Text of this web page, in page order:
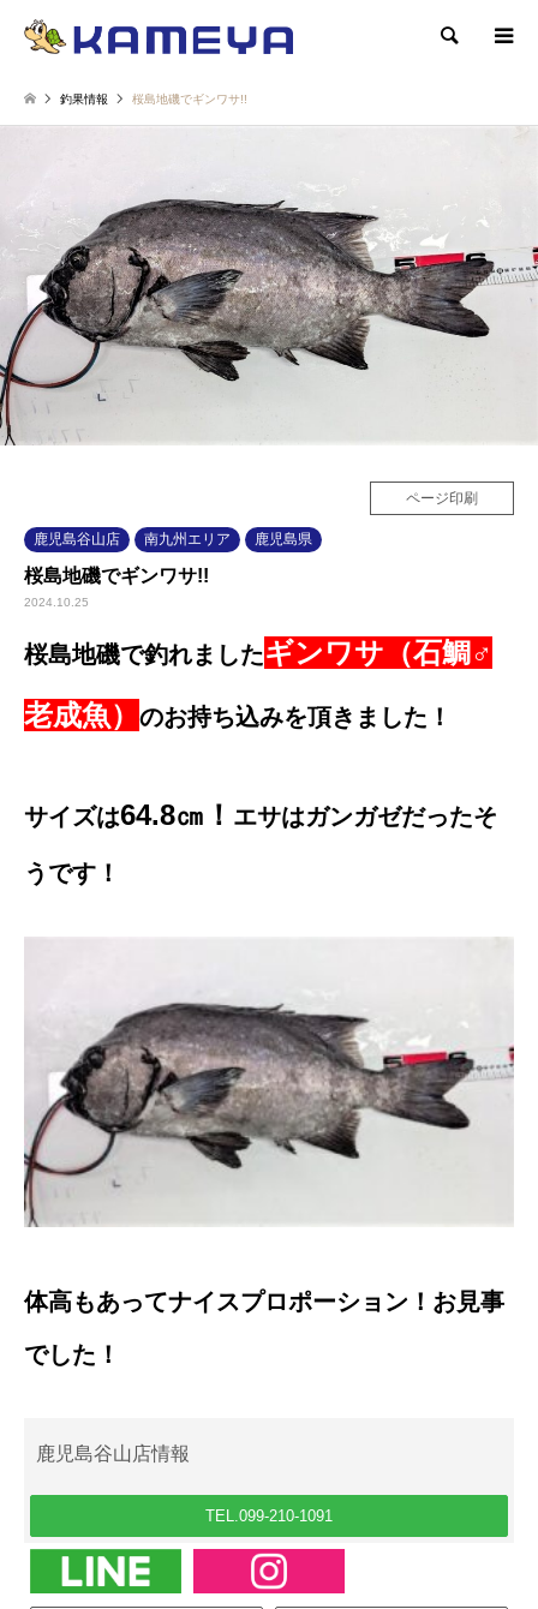
検索
釣果情報 桜島地磯でギンワサ!!
ページ印刷
鹿児島谷山店 南九州エリア 鹿児島県
桜島地磯でギンワサ!!
2024.10.25
桜島地磯で釣れましたギンワサ（石鯛♂
老成魚）
のお持ち込みを頂きました！
サイズは64.8㎝！ エサはガンガゼだったそ
うです！
体高もあってナイスプロポーション！お見事
でした！
鹿児島谷山店情報
TEL.099-210-1091